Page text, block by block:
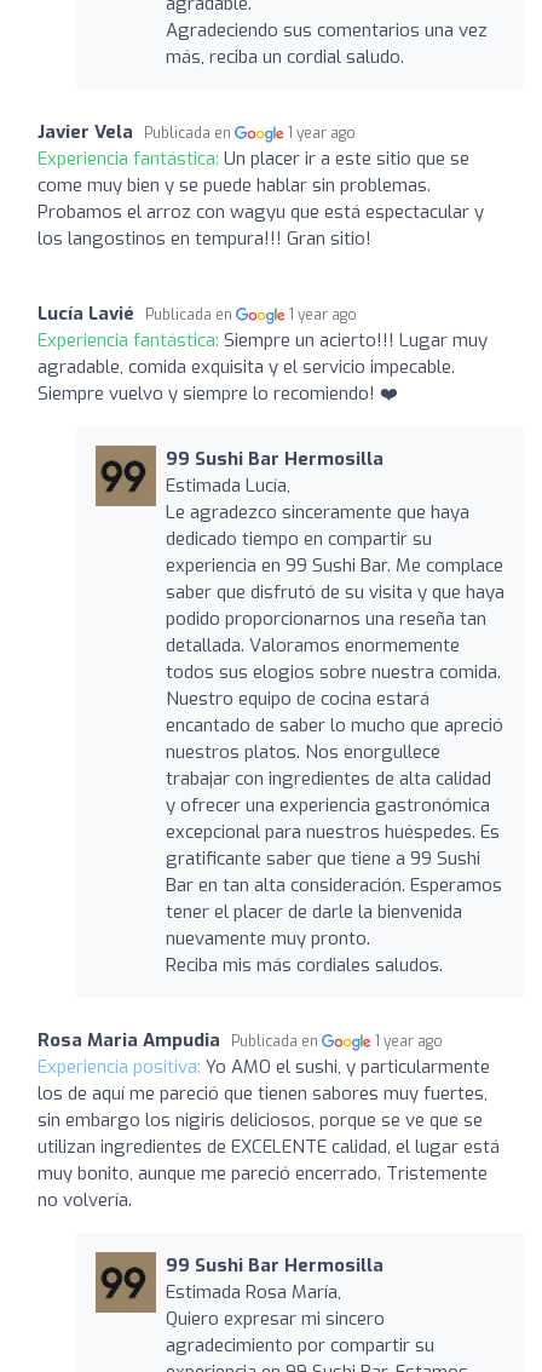
Agradeciendo sus comentarios una vez
más, reciba un cordial saludo.
Javier Vela Publicada en 1 year ago
Experiencia fantástica: Un placer ir a este sitio que se
come muy bien y se puede hablar sin problemas.
Probamos el arroz con wagyu que está espectacular y
los langostinos en tempura!!! Gran sitio!
Lucía Lavié Publicada en 1 year ago
Experiencia fantástica: Siempre un acierto!!! Lugar muy
agradable, comida exquisita y el servicio impecable.
Siempre vuelvo y siempre lo recomiendo! ❤️
99 Sushi Bar Hermosilla
Estimada Lucía,
Le agradezco sinceramente que haya
dedicado tiempo en compartir su
experiencia en 99 Sushi Bar. Me complace
saber que disfrutó de su visita y que haya
podido proporcionarnos una reseña tan
detallada. Valoramos enormemente
todos sus elogios sobre nuestra comida.
Nuestro equipo de cocina estará
encantado de saber lo mucho que apreció
nuestros platos. Nos enorgullece
trabajar con ingredientes de alta calidad
y ofrecer una experiencia gastronómica
excepcional para nuestros huéspedes. Es
gratificante saber que tiene a 99 Sushi
Bar en tan alta consideración. Esperamos
tener el placer de darle la bienvenida
nuevamente muy pronto.
Reciba mis más cordiales saludos.
Rosa Maria Ampudia Publicada en 1 year ago
Experiencia positiva: Yo AMO el sushi, y particularmente
los de aquí me pareció que tienen sabores muy fuertes,
sin embargo los nigiris deliciosos, porque se ve que se
utilizan ingredientes de EXCELENTE calidad, el lugar está
muy bonito, aunque me pareció encerrado. Tristemente
no volvería.
99 Sushi Bar Hermosilla
Estimada Rosa María,
Quiero expresar mi sincero
agradecimiento por compartir su